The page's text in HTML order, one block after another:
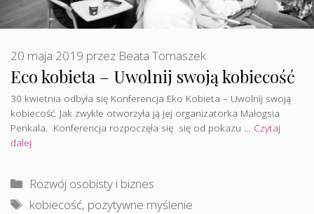
Eco kobieta – Uwolnij swoją kobiecość
20 maja 2019 przez Beata Tomaszek
30 kwietnia odbyła się Konferencja Eko Kobieta – Uwolnij swoją
kobiecość. Jak zwykle otworzyła ją jej organizatorka Małogsia
Penkala. Konferencja rozpoczęła się się od pokazu … Czytaj
dalej
Kategorie
Rozwój osobisty i biznes
Tagi
kobiecość, pozytywne myślenie